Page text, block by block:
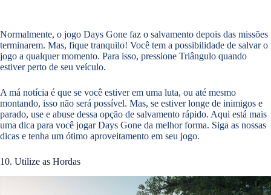
Normalmente, o jogo Days Gone faz o salvamento depois das missões
terminarem. Mas, fique tranquilo! Você tem a possibilidade de salvar o
jogo a qualquer momento. Para isso, pressione Triângulo quando
estiver perto de seu veículo.
A má notícia é que se você estiver em uma luta, ou até mesmo
montando, isso não será possível. Mas, se estiver longe de inimigos e
parado, use e abuse dessa opção de salvamento rápido. Aqui está mais
uma dica para você jogar Days Gone da melhor forma. Siga as nossas
dicas e tenha um ótimo aproveitamento em seu jogo.
10. Utilize as Hordas